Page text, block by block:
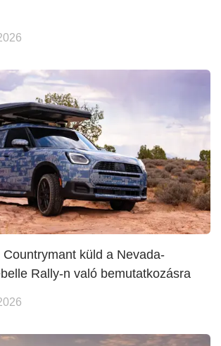
küld a Nevada-
Rally-n való bemutatkozásra